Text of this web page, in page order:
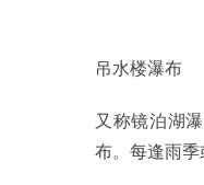
吊水楼瀑布
又称镜泊湖
布。每逢雨季